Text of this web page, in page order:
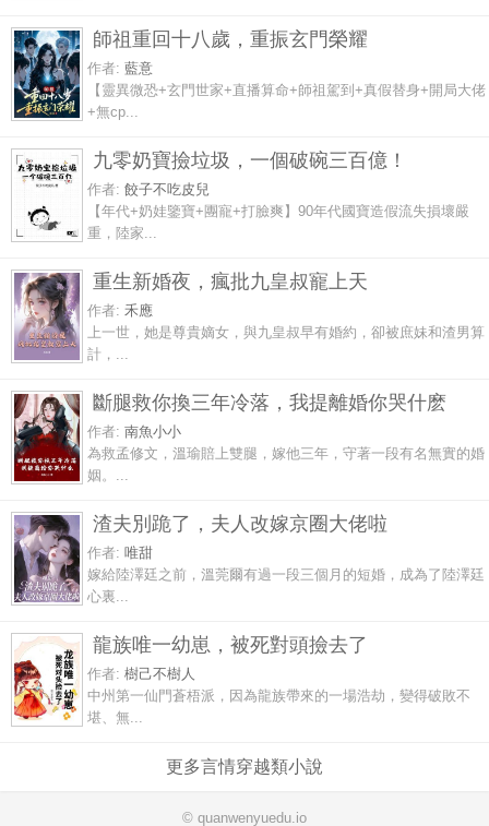
師祖重回十八歲，重振玄門榮耀
作者: 藍意
【靈異微恐+玄門世家+直播算命+師祖駕到+真假替身+開局大佬
+無cp...
九零奶寶撿垃圾，一個破碗三百億！
作者: 餃子不吃皮兒
【年代+奶娃鑒寶+團寵+打臉爽】90年代國寶造假流失損壞嚴
重，陸家...
重生新婚夜，瘋批九皇叔寵上天
作者: 禾應
上一世，她是尊貴嫡女，與九皇叔早有婚約，卻被庶妹和渣男算
計，...
斷腿救你換三年冷落，我提離婚你哭什麽
作者: 南魚小小
為救孟修文，溫瑜賠上雙腿，嫁他三年，守著一段有名無實的婚
姻。...
渣夫別跪了，夫人改嫁京圈大佬啦
作者: 唯甜
嫁給陸澤廷之前，溫莞爾有過一段三個月的短婚，成為了陸澤廷
心裏...
龍族唯一幼崽，被死對頭撿去了
作者: 樹己不樹人
中州第一仙門蒼梧派，因為龍族帶來的一場浩劫，變得破敗不
堪、無...
更多言情穿越類小說
© quanwenyuedu.io